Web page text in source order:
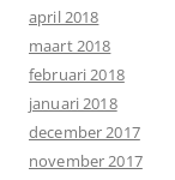
april 2018
maart 2018
februari 2018
januari 2018
december 2017
november 2017